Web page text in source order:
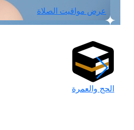
عرض مواقيت الصلاة
الحج والعمرة